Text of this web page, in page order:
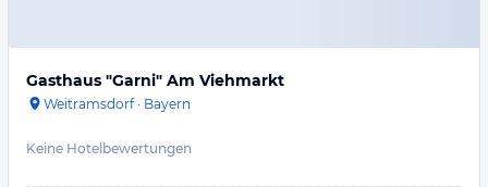
Gasthaus "Garni" Am Viehmarkt
Weitramsdorf· Bayern
Keine Hotelbewertungen